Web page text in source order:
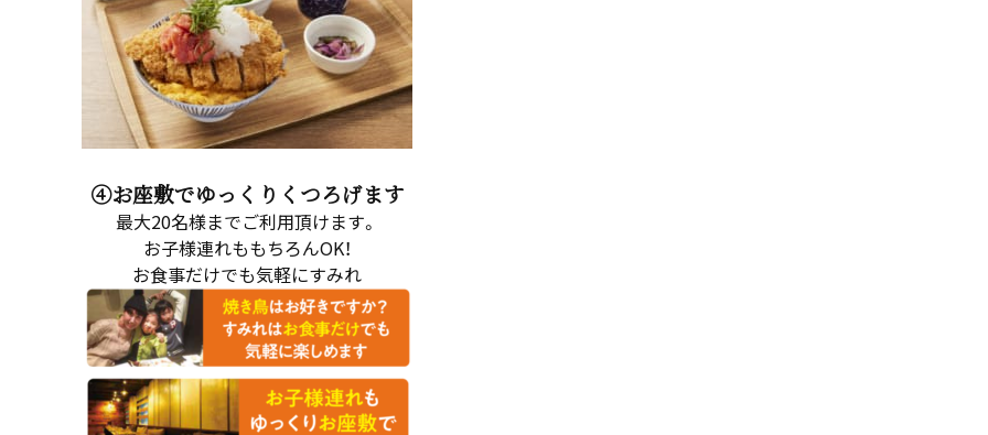
④お座敷でゆっくりくつろげます
最大20名様までご利用頂けます。
お子様連れももちろんOK！
お食事だけでも気軽にすみれ